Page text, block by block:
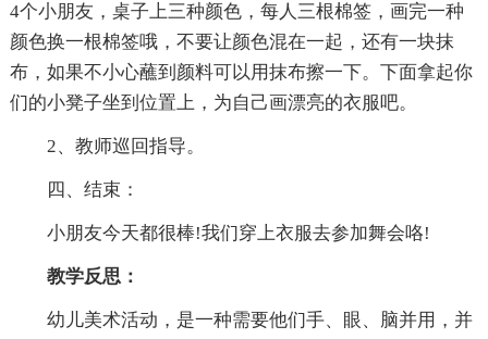
4个小朋友，桌子上三种颜色，每人三根棉签，画完一种
颜色换一根棉签哦，不要让颜色混在一起，还有一块抹
布，如果不小心蘸到颜料可以用抹布擦一下。下面拿起你
们的小凳子坐到位置上，为自己画漂亮的衣服吧。
2、教师巡回指导。
四、结束：
小朋友今天都很棒!我们穿上衣服去参加舞会咯!
教学反思：
幼儿美术活动，是一种需要他们手、眼、脑并用，并